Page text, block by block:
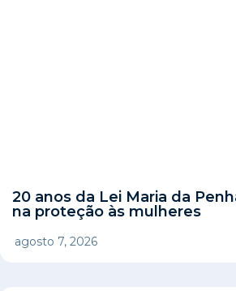
20 anos da Lei Maria da
na proteção às mulheres
agosto 7, 2026